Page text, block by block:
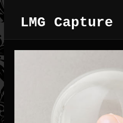
LMG Capture